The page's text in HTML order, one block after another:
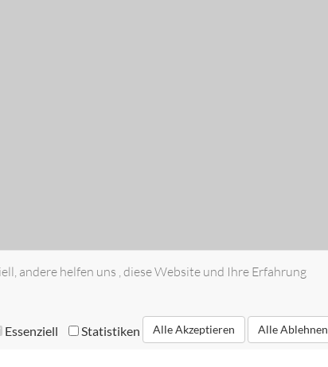
andere helfen uns , diese Website und Ihre Erfahrung
Essenziell Statistiken Alle Akzeptieren Alle Ablehnen